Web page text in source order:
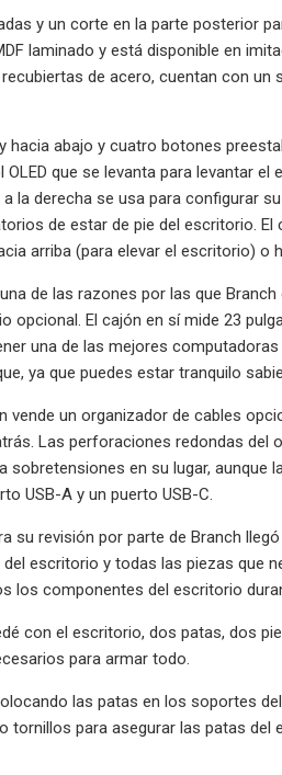
y un corte en la parte posterior
laminado y está disponible en
de acero, cuentan con
hacia abajo y cuatro botones
que se levanta para levantar
la derecha se usa para configurar
de estar de pie del escritorio.
arriba (para elevar el escritorio) o
de las razones por las que
El cajón en sí mide 23
una de las mejores
ya que puedes estar tranquilo
un organizador de cables
Las perforaciones redondas del
en su lugar, aunque
USB-A y un puerto USB-C.
su revisión por parte de Branch
escritorio y todas las piezas que
los componentes del escritorio
con el escritorio, dos patas, dos
para armar todo.
las patas en los soportes
tornillos para asegurar las patas